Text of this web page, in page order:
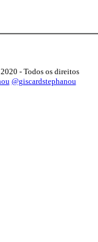
- Todos os direitos
@giscardstephanou